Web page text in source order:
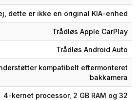
dette er ikke en original KIA-enhed
Trådløs Apple CarPlay
Trådløs Android Auto
kompatibelt eftermonteret
bakkamera
4-kernet processor, 2 GB RAM og 32